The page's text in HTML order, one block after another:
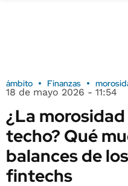
ámbito Finanzas
18 de mayo 2026 - 11:54
¿La
techo? Qué
balances de
fintechs